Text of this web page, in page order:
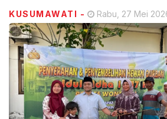
KUSUMAWATI - Rabu, 27 Mei